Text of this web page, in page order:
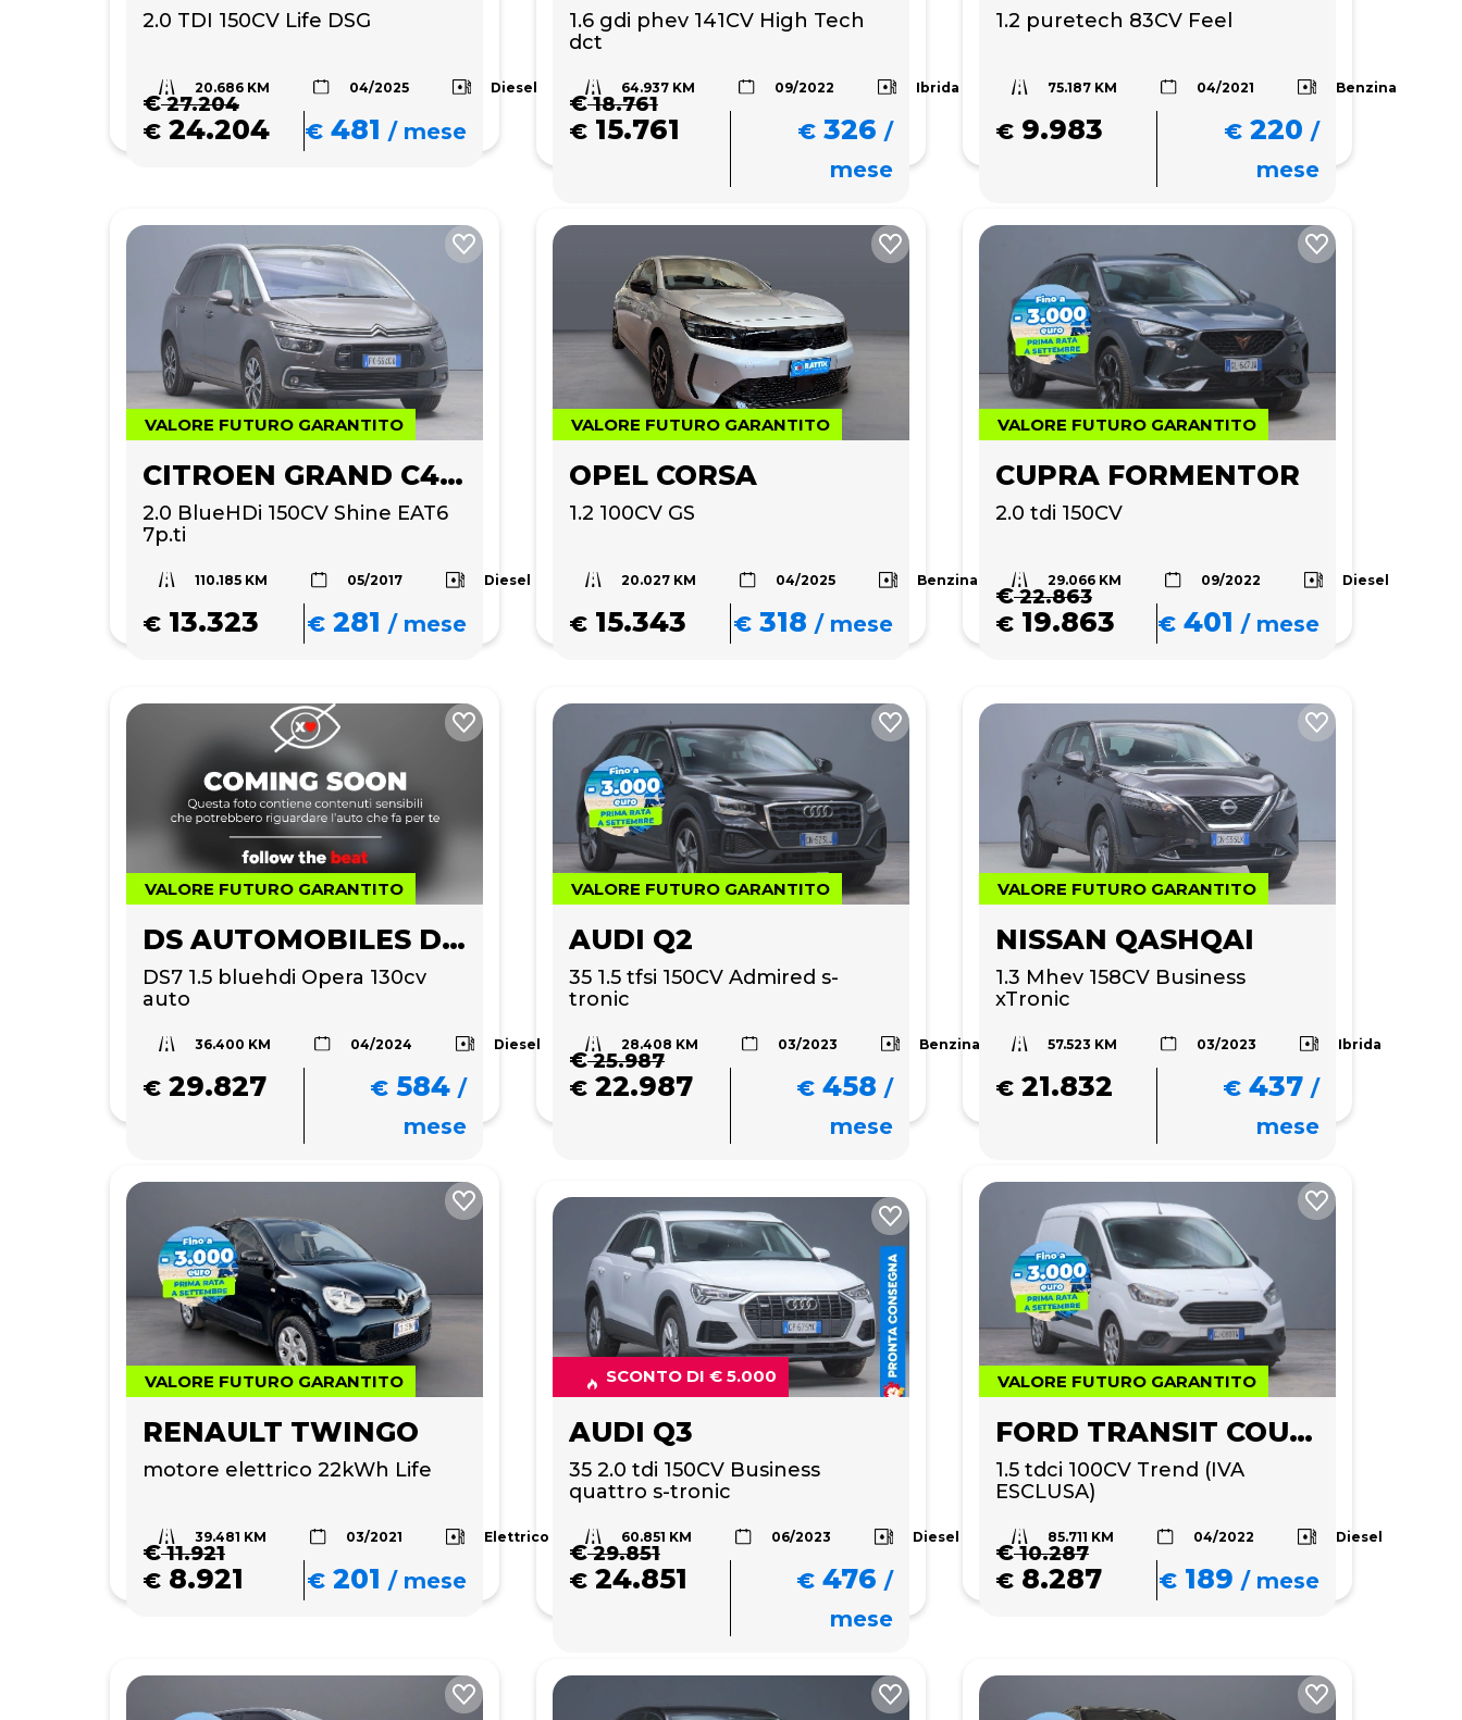
2.0 TDI 150CV Life DSG
20.686 KM 04/2025 Diesel
€27.204
€ 24.204 € 481 /mese
1.6 gdi phev 141CV High Tech
dct
64.937 KM 09/2022 Ibrida
€18.761
€ 15.761 € 326 /
mese
1.2 puretech 83CV Feel
75.187 KM 04/2021 Benzina
€ 9.983 € 220 /
mese
VALORE FUTURO GARANTITO
CITROEN GRAND C4 PICASSO
2.0 BlueHDi 150CV Shine EAT6
7p.ti
110.185 KM 05/2017 Diesel
€ 13.323 € 281 / mese
VALORE FUTURO GARANTITO
OPEL CORSA
1.2 100CV GS
20.027 KM 04/2025 Benzina
€ 15.343 € 318 / mese
VALORE FUTURO GARANTITO
CUPRA FORMENTOR
2.0 tdi 150CV
29.066 KM 09/2022 Diesel
€22.863
€ 19.863 € 401 / mese
VALORE FUTURO GARANTITO
DS AUTOMOBILES DS 7
DS7 1.5 bluehdi Opera 130cv
auto
36.400 KM 04/2024 Diesel
€ 29.827 € 584 /
mese
VALORE FUTURO GARANTITO
AUDI Q2
35 1.5 tfsi 150CV Admired s-
tronic
28.408 KM 03/2023 Benzina
€25.987
€ 22.987 € 458 /
mese
VALORE FUTURO GARANTITO
NISSAN QASHQAI
1.3 Mhev 158CV Business
xTronic
57.523 KM 03/2023 Ibrida
€ 21.832 € 437 /
mese
VALORE FUTURO GARANTITO
RENAULT TWINGO
motore elettrico 22kWh Life
39.481 KM 03/2021 Elettrico
€11.921
€ 8.921 € 201 / mese
SCONTO DI € 5.000
AUDI Q3
35 2.0 tdi 150CV Business
quattro s-tronic
60.851 KM 06/2023 Diesel
€29.851
€ 24.851 € 476 /
mese
VALORE FUTURO GARANTITO
FORD TRANSIT COURIER
1.5 tdci 100CV Trend (IVA
ESCLUSA)
85.711 KM 04/2022 Diesel
€10.287
€ 8.287 € 189 / mese